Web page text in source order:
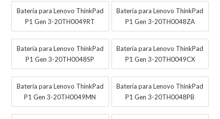
Batería para Lenovo ThinkPad
P1 Gen 3-20TH0049RT
Batería para Lenovo ThinkPad
P1 Gen 3-20TH0048ZA
Batería para Lenovo ThinkPad
P1 Gen 3-20TH0048SP
Batería para Lenovo ThinkPad
P1 Gen 3-20TH0049CX
Batería para Lenovo ThinkPad
P1 Gen 3-20TH0049MN
Batería para Lenovo ThinkPad
P1 Gen 3-20TH0048PB